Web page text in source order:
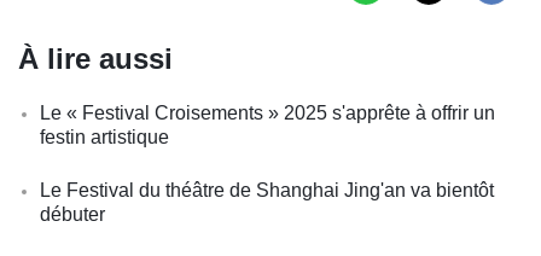
À lire aussi
Le « Festival Croisements » 2025 s'apprête à offrir un
festin artistique
Le Festival du théâtre de Shanghai Jing'an va bientôt
débuter